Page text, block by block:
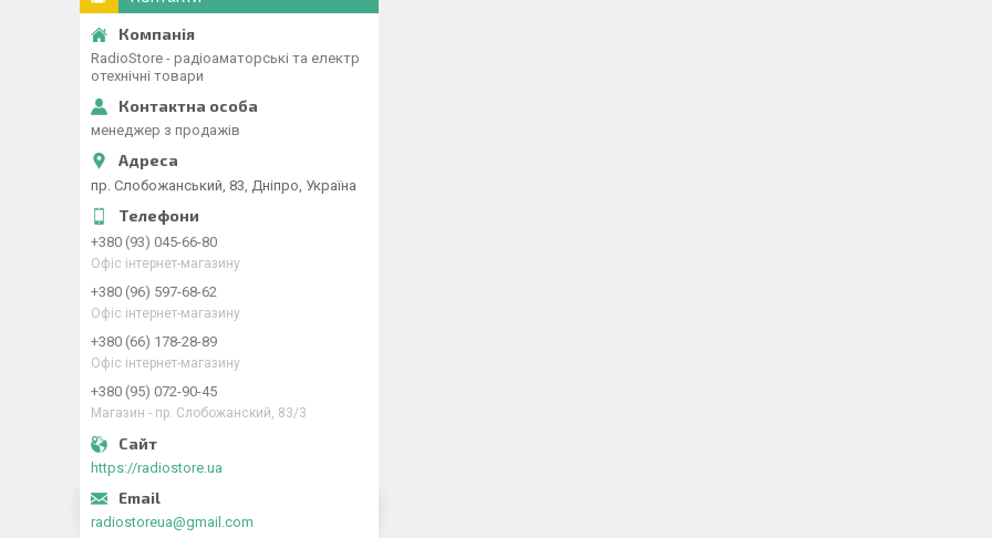
RadioStore - радіоаматорські та електр
отехнічні товари
менеджер з продажів
пр. Слобожанський, 83, Дніпро, Україна
+380 (93) 045-66-80
Офіс інтернет-магазину
+380 (96) 597-68-62
Офіс інтернет-магазину
+380 (66) 178-28-89
Офіс інтернет-магазину
+380 (95) 072-90-45
Магазин - пр. Слобожанский, 83/3
https://radiostore.ua
radiostoreua@gmail.com